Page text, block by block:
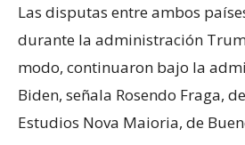
Las disputas entre ambos
durante la administración
modo, continuaron bajo la
Biden, señala Rosendo Fraga,
Estudios Nova Maioria, de